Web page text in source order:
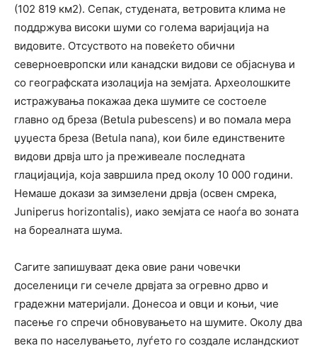
(102 819 км2). Сепак, студената, ветровита клима не
поддржува високи шуми со голема варијација на
видовите. Отсуството на повеќето обични
северноевропски или канадски видови се објаснува и
со географската изолација на земјата. Археолошките
истражувања покажаа дека шумите се состоеле
главно од бреза (Betula pubescens) и во помала мера
џуџеста бреза (Betula nana), кои биле единствените
видови дрвја што ја преживеале последната
глацијација, која завршила пред околу 10 000 години.
Немаше докази за зимзелени дрвја (освен смрека,
Juniperus horizontalis), иако земјата се наоѓа во зоната
на бореалната шума.
Сагите запишуваат дека овие рани човечки
доселеници ги сечеле дрвјата за огревно дрво и
градежни материјали. Донесоа и овци и коњи, чие
пасење го спречи обновувањето на шумите. Околу два
века по населувањето, луѓето го создале исландскиот